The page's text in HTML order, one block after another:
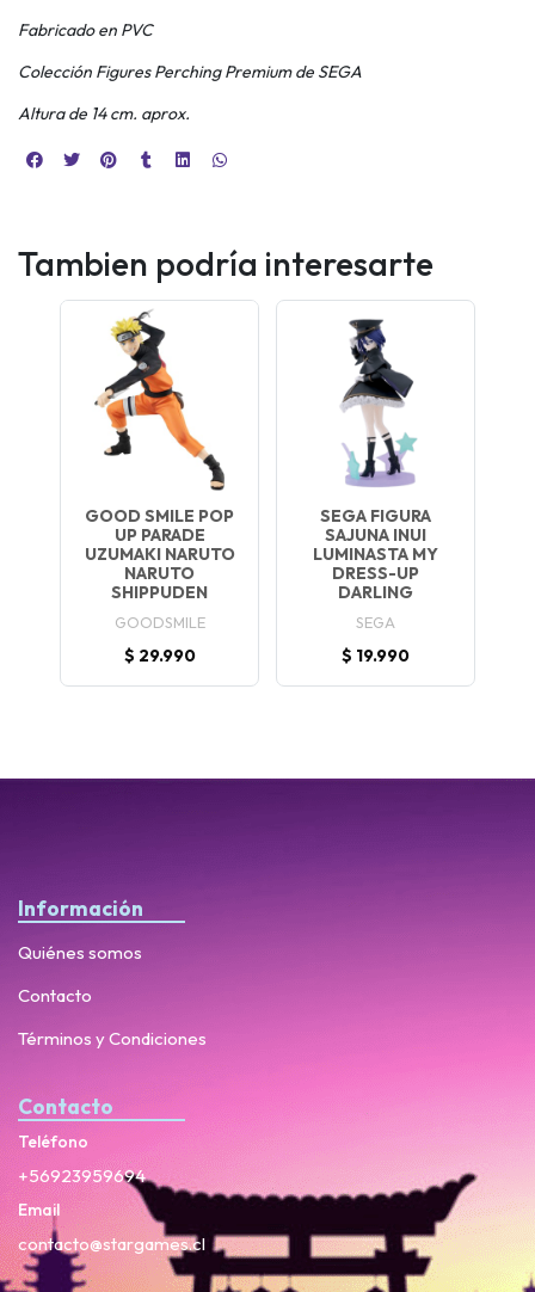
Fabricado en PVC
Colección Figures Perching Premium de SEGA
Altura de 14 cm. aprox.
Tambien podría interesarte
GOOD SMILE POP
UP PARADE
UZUMAKI NARUTO
NARUTO
SHIPPUDEN
GOODSMILE
$ 29.990
SEGA FIGURA
SAJUNA INUI
LUMINASTA MY
DRESS-UP
DARLING
SEGA
$ 19.990
Información
Quiénes somos
Contacto
Términos y Condiciones
Contacto
Teléfono
+56923959694
Email
contacto@stargames.cl